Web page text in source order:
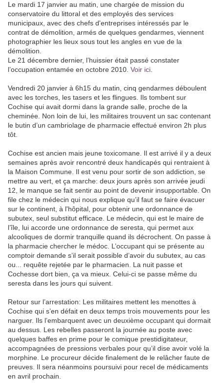
Le mardi 17 janvier au matin, une chargée de mission du
conservatoire du littoral et des employés des services
municipaux, avec des chefs d'entreprises intéressés par le
contrat de démolition, armés de quelques gendarmes, viennent
photographier les lieux sous tout les angles en vue de la
démolition.
Le 21 décembre dernier, l’huissier était passé constater
l’occupation entamée en octobre 2010. Voir ici
Vendredi 20 janvier à 6h15 du matin, cinq gendarmes déboulent
avec les torches, les tasers et les flingues. Ils tombent sur
Cochise qui avait dormi dans la grande salle, proche de la
cheminée. Non loin de lui, les militaires trouvent un sac contenant
le butin d’un cambriolage de pharmacie effectué environ 2h plus
tôt.
Cochise est ancien mais jeune toxicomane. Il est arrivé il y a deux
semaines après avoir rencontré deux handicapés qui rentraient à
la Maison Commune. Il est venu pour sortir de son addiction, se
mettre au vert, et ça marche: deux jours après son arrivée jeudi
12, le manque se fait sentir au point de devenir insupportable. On
file chez le médecin qui nous explique qu’il faut se faire évacuer
sur le continent, à l'hôpital, pour obtenir une ordonnance de
subutex, seul substitut efficace. Le médecin, qui est le maire de
l’île, lui accorde une ordonnance de seresta, qui permet aux
alcooliques de dormir tranquille quand ils décrochent. On passe à
la pharmacie chercher le médoc. L’occupant qui se présente au
comptoir demande s’il serait possible d’avoir du subutex, au cas
ou... requête rejetée par le pharmacien. La nuit passe et
Cochesse dort bien, ça va mieux. Celui-ci se passe même du
seresta dans les jours qui suivent.
Retour sur l’arrestation: Les militaires mettent les menottes à
Cochise qui s’en défait en deux temps trois mouvements pour les
narguer. Ils l’embarquent avec un deuxième occupant qui dormait
au dessus. Les rebelles passeront la journée au poste avec
quelques baffes en prime pour le comique prestidigitateur,
accompagnées de pressions verbales pour qu’il dise avoir volé la
morphine. Le procureur décide finalement de le relâcher faute de
preuves. Il sera néanmoins poursuivi pour recel de médicaments
en avril prochain.